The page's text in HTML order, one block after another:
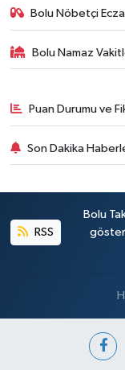
Bolu Nöbetçi
Bolu Namaz
Puan Durumu ve
Son Dakika
RSS
Bolu